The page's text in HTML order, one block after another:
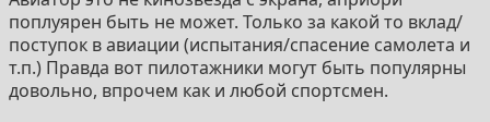
поплуярен быть не может. Только за какой то вклад/
поступок в авиации (испытания/спасение самолета и
т.п.) Правда вот пилотажники могут быть популярны
довольно, впрочем как и любой спортсмен.